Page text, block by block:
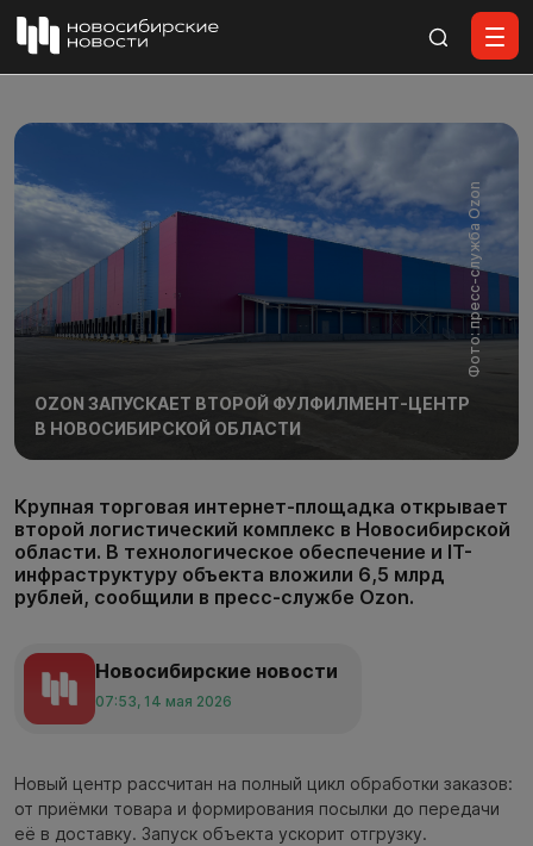
Фото: пресс-служба Ozon
OZON ЗАПУСКАЕТ ВТОРОЙ ФУЛФИЛМЕНТ-ЦЕНТР
В НОВОСИБИРСКОЙ ОБЛАСТИ
Крупная торговая интернет-площадка открывает
второй логистический комплекс в Новосибирской
области. В технологическое обеспечение и IT-
инфраструктуру объекта вложили 6,5 млрд
рублей, сообщили в пресс-службе Ozon.
Новосибирские новости
07:53, 14 мая 2026
Новый центр рассчитан на полный цикл обработки заказов:
от приёмки товара и формирования посылки до передачи
её в доставку. Запуск объекта ускорит отгрузку.